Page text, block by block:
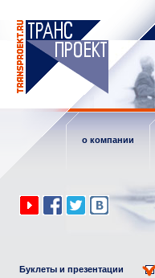
о компании
Буклеты и презентации